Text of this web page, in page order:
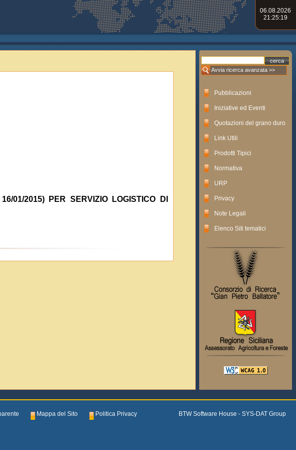
06.08.2026
21:25:19
01/2015) PER SERVIZIO LOGISTICO DI
Avvia ricerca avanzata >>
Pubblicazioni
Iniziative ed Eventi
Quotazioni del grano duro
Link Utili
Prodotti Tipici
Normativa
URP
Privacy
Note Legali
Elenco Siti tematici
Mappa del Sito Politica Privacy BTW Software House - SYS-DAT Group